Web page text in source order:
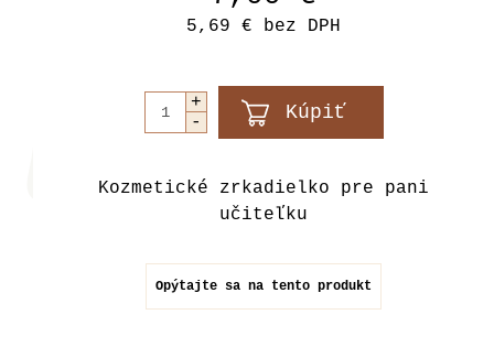
5,69 € bez DPH
Kozmetické zrkadielko pre pani
učiteľku
Opýtajte sa na tento produkt